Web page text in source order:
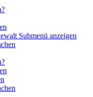
Submenü anzeigen